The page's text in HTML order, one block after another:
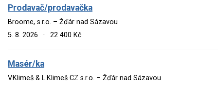
Prodavač/prodavačka
Broome, s.r.o. – Žďár nad Sázavou
5. 8. 2026
· 22 400 Kč
Masér/ka
V.Klimeš & L.Klimeš CZ s.r.o. – Žďár nad Sázavou